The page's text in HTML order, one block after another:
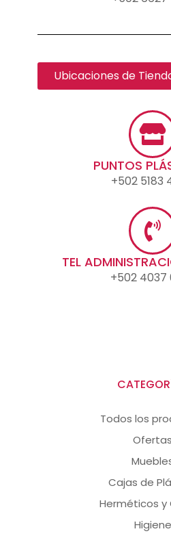
Ubicaciones de
PUNTOS
+502 5183
TEL
+502 4037
Todos los
Ofertas
Cajas de
Herméticos y
Higiene